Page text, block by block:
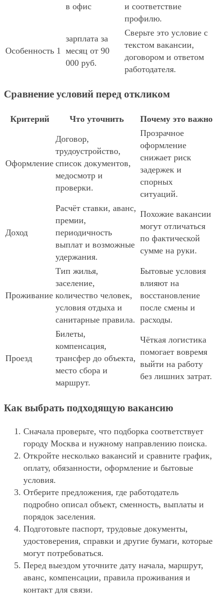
в офис
и соответствие
профилю.
Особенность 1
зарплата за
месяц от 90
000 руб.
Сверьте это условие с
текстом вакансии,
договором и ответом
работодателя.
Сравнение условий перед откликом
Критерий Что уточнить Почему это важно
Оформление
Договор,
трудоустройство,
список документов,
медосмотр и
проверки.
Прозрачное
оформление
снижает риск
задержек и
спорных
ситуаций.
Доход
Расчёт ставки, аванс,
премии,
периодичность
выплат и возможные
удержания.
Похожие вакансии
могут отличаться
по фактической
сумме на руки.
Проживание
Тип жилья,
заселение,
количество человек,
условия отдыха и
санитарные правила.
Бытовые условия
влияют на
восстановление
после смены и
расходы.
Проезд
Билеты,
компенсация,
трансфер до объекта,
место сбора и
маршрут.
Чёткая логистика
помогает вовремя
выйти на работу
без лишних затрат.
Как выбрать подходящую вакансию
Сначала проверьте, что подборка соответствует
городу Москва и нужному направлению поиска.
Откройте несколько вакансий и сравните график,
оплату, обязанности, оформление и бытовые
условия.
Отберите предложения, где работодатель
подробно описал объект, сменность, выплаты и
порядок заселения.
Подготовьте паспорт, трудовые документы,
удостоверения, справки и другие бумаги, которые
могут потребоваться.
Перед выездом уточните дату начала, маршрут,
аванс, компенсации, правила проживания и
контакт для связи.